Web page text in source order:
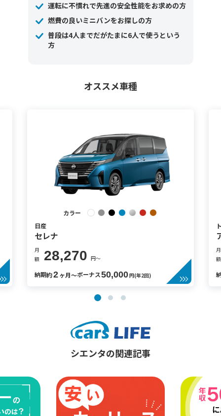
運転に不慣れで先進の安全性能をお求めの方
燃費の良いミニバンをお探しの方
普段は4人までだがたまに6人で使うという
方
オススメ車種
カラー
日産
セレナ
月
額
28,270 円〜
納期約2ヶ月〜ボーナス50,000円(年2回)
月
額
シエンタの関連記事